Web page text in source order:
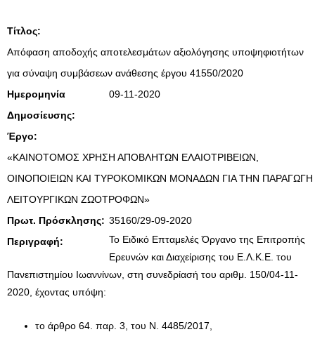
Τίτλος:
Απόφαση αποδοχής αποτελεσμάτων αξιολόγησης υποψηφιοτήτων
για σύναψη συμβάσεων ανάθεσης έργου 41550/2020
Ημερομηνία
Δημοσίευσης:
09-11-2020
Έργο:
«ΚΑΙΝΟΤΟΜΟΣ ΧΡΗΣΗ ΑΠΟΒΛΗΤΩΝ ΕΛΑΙΟΤΡΙΒΕΙΩΝ,
ΟΙΝΟΠΟΙΕΙΩΝ ΚΑΙ ΤΥΡΟΚΟΜΙΚΩΝ ΜΟΝΑΔΩΝ ΓΙΑ ΤΗΝ ΠΑΡΑΓΩΓΗ
ΛΕΙΤΟΥΡΓΙΚΩΝ ΖΩΟΤΡΟΦΩΝ»
Πρωτ. Πρόσκλησης: 35160/29-09-2020
Περιγραφή:
Το Ειδικό Επταμελές Όργανο της Επιτροπής
Ερευνών και Διαχείρισης του Ε.Λ.Κ.Ε. του
Πανεπιστημίου Ιωαννίνων, στη συνεδρίασή του αριθμ. 150/04-11-
2020, έχοντας υπόψη:
το άρθρο 64. παρ. 3, του Ν. 4485/2017,